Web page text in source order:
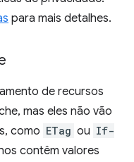
para mais detalhes.
de recursos
mas eles não vão
como ETag ou If-
contêm valores